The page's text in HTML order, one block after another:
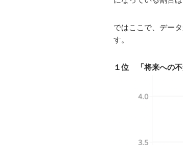
ではここで、デー
す。
１位 「将来への不